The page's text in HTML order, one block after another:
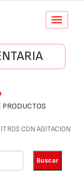
Conmutar
PRODUCTOS
CON AGITACION